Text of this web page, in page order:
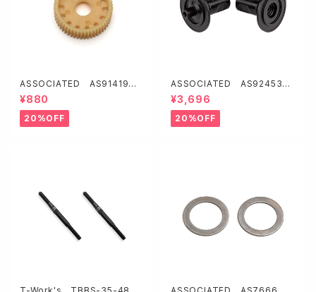
ASSOCIATED AS91419
ボールデフギヤ【B5系/B6/B7系
用】
¥880
20%OFF
ASSOCIATED AS92453
HD ボールデフ用アウトドライブ
【B7】
¥3,696
20%OFF